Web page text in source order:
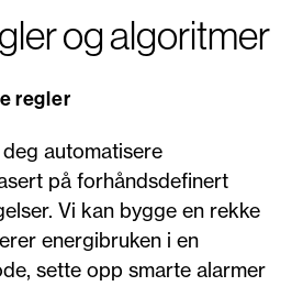
og algoritmer
regler
automatisere
på forhåndsdefinert
Vi kan bygge en rekke
energibruken i en
sette opp smarte alarmer